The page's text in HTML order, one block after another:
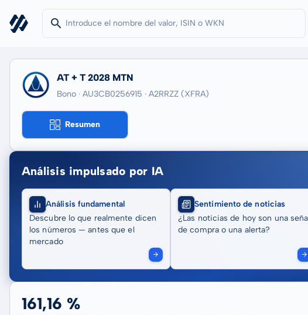
AT + T 2028 MTN
Bono · AU3CB0256915 · A2RRZZ (XFRA)
Resumen
Análisis impulsado por IA
Análisis fundamental
Descubre lo que realmente dicen
los números — antes que el
mercado
Sentimiento de noticias
¿Las noticias de hoy son una
de compra o una alerta?
161,16 %